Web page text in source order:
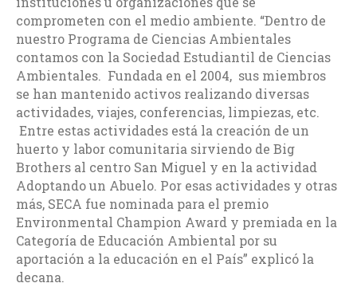
comprometen con el medio ambiente. “Dentro de
nuestro Programa de Ciencias Ambientales
contamos con la Sociedad Estudiantil de Ciencias
Ambientales. Fundada en el 2004, sus miembros
se han mantenido activos realizando diversas
actividades, viajes, conferencias, limpiezas, etc.
Entre estas actividades está la creación de un
huerto y labor comunitaria sirviendo de Big
Brothers al centro San Miguel y en la actividad
Adoptando un Abuelo. Por esas actividades y otras
más, SECA fue nominada para el premio
Environmental Champion Award y premiada en la
Categoría de Educación Ambiental por su
aportación a la educación en el País” explicó la
decana.